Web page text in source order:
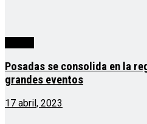
Posadas se consolida en la
grandes eventos
17 abril, 2023